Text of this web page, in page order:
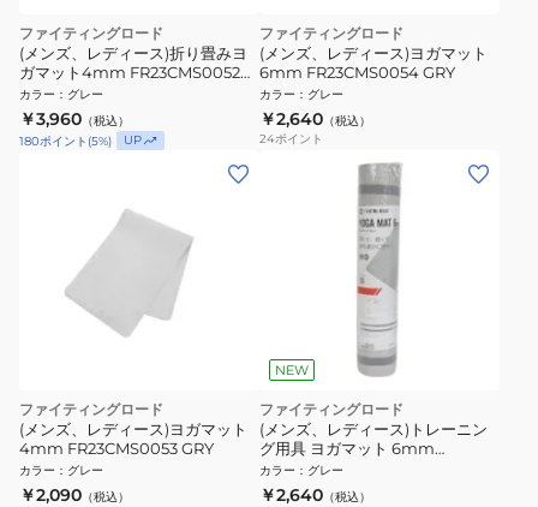
ファイティングロード
(メンズ、レディース)折り畳みヨ
ガマット4mm FR23CMS0052
GRY
カラー ： グレー
￥3,960 （税込）
180ポイント (5%) UP
ファイティングロード
(メンズ、レディース)ヨガマット
6mm FR23CMS0054 GRY
カラー ： グレー
￥2,640 （税込）
24ポイント
ファイティングロード
(メンズ、レディース)ヨガマット
4mm FR23CMS0053 GRY
カラー ： グレー
￥2,090 （税込）
NEW
ファイティングロード
(メンズ、レディース)トレーニン
グ用具 ヨガマット 6mm
FR23CMS0054 GRY
カラー ： グレー
￥2,640 （税込）